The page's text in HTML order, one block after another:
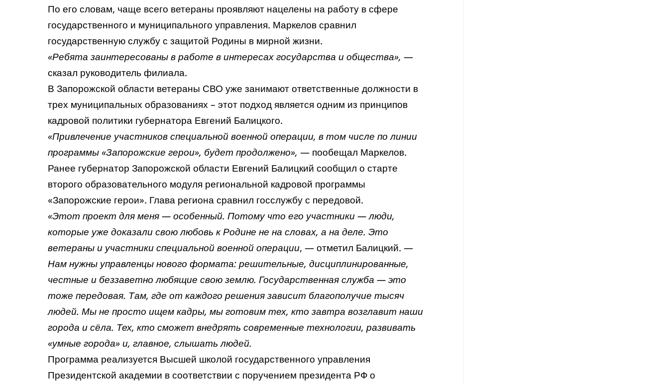
По его словам, чаще всего ветераны проявляют нацелены на работу в сфере
государственного и муниципального управления. Маркелов сравнил
государственную службу с защитой Родины в мирной жизни.
«Ребята заинтересованы в работе в интересах государства и общества», —
сказал руководитель филиала.
В Запорожской области ветераны СВО уже занимают ответственные должности в
трех муниципальных образованиях – этот подход является одним из принципов
кадровой политики губернатора Евгений Балицкого.
«Привлечение участников специальной военной операции, в том числе по линии
программы «Запорожские герои», будет продолжено», — пообещал Маркелов.
Ранее губернатор Запорожской области Евгений Балицкийсообщил о старте
второго образовательного модуля региональной кадровой программы
«Запорожские герои». Глава региона сравнил госслужбу с передовой.
«Этот проект для меня — особенный. Потому что его участники — люди,
которые уже доказали свою любовь к Родине не на словах, а на деле. Это
ветераны и участники специальной военной операции, — отметил Балицкий. —
Нам нужны управленцы нового формата: решительные, дисциплинированные,
честные и беззаветно любящие свою землю. Государственная служба — это
тоже передовая. Там, где от каждого решения зависит благополучие тысяч
людей. Мы не просто ищем кадры, мы готовим тех, кто завтра возглавит наши
города и сёла. Тех, кто сможет внедрять современные технологии, развивать
«умные города» и, главное, слышать людей.
Программа реализуется Высшей школой государственного управления
Президентской академии в соответствии с поручением президента РФ о